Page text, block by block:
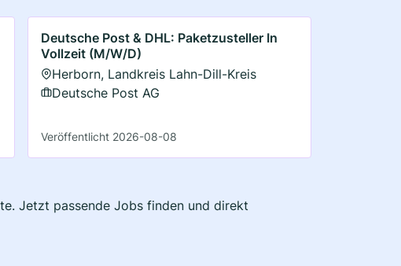
Deutsche Post & DHL: Paketzusteller In
Vollzeit (M/W/D)
Herborn, Landkreis Lahn-Dill-Kreis
Deutsche Post AG
Veröffentlicht 2026-08-08
Jetzt passende Jobs finden und direkt